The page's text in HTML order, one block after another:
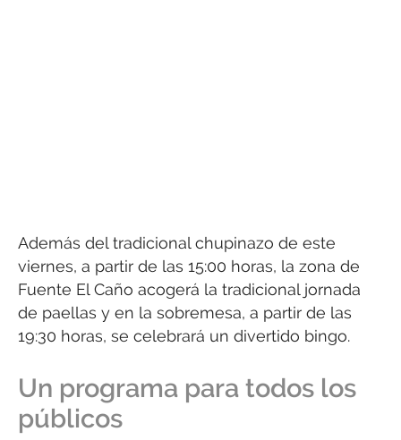
Además del tradicional chupinazo de este
viernes, a partir de las 15:00 horas, la zona de
Fuente El Caño acogerá la tradicional jornada
de paellas y en la sobremesa, a partir de las
19:30 horas, se celebrará un divertido bingo.
Un programa para todos los
públicos